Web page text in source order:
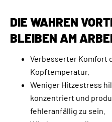
DIE WAHREN
BLEIBEN AM
Verbesserter Komfort
Kopftemperatur.
Weniger Hitzestress
konzentriert und
fehleranfällig zu sein.